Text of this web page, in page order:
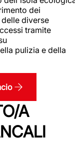
dei
diverse
tramite
pulizia e della
A